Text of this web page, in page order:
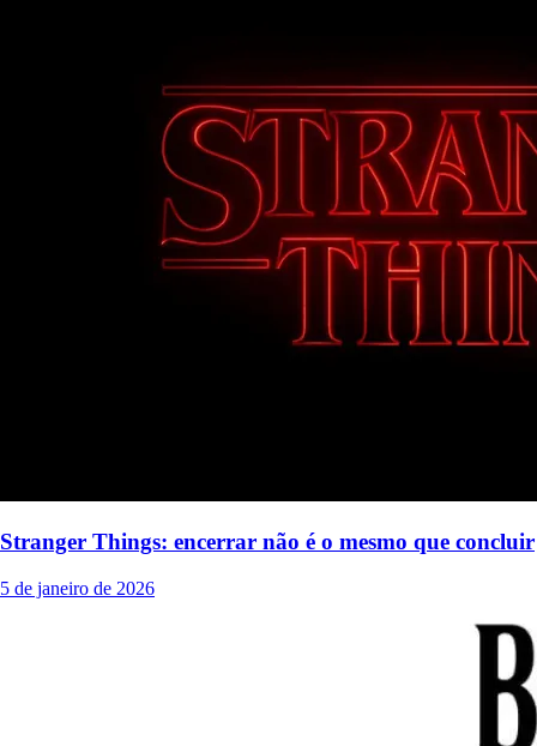
Stranger Things: encerrar não é o mesmo que concluir
5 de janeiro de 2026